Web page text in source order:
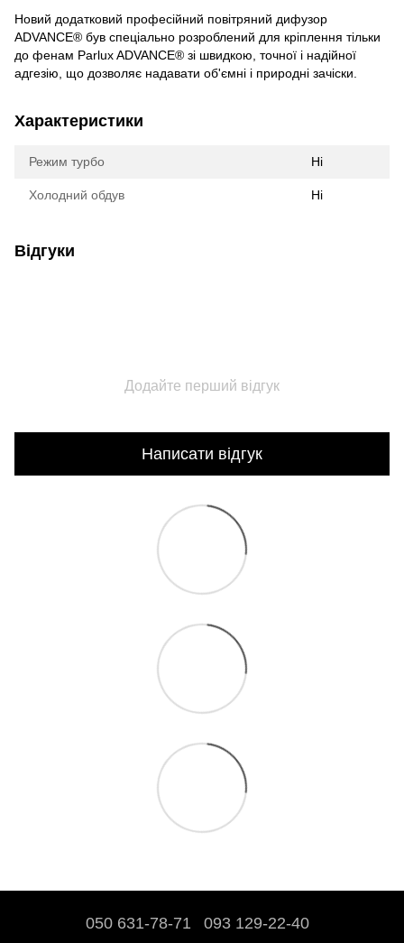
Новий додатковий професійний повітряний дифузор
ADVANCE® був спеціально розроблений для кріплення тільки
до фенам Parlux ADVANCE® зі швидкою, точної і надійної
адгезію, що дозволяє надавати об'ємні і природні зачіски.
Характеристики
Режим турбо Ні
Холодний обдув Ні
Відгуки
Додайте перший відгук
Написати відгук
050 631-78-71 093 129-22-40